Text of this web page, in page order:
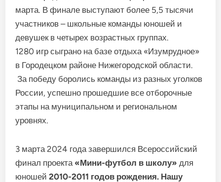
марта. В финале выступают более 5,5 тысячи
участников – школьные команды юношей и
девушек в четырех возрастных группах.
1280 игр сыграно на базе отдыха «Изумрудное»
в Городецком районе Нижегородской области.
За победу боролись команды из разных уголков
России, успешно прошедшие все отборочные
этапы на муниципальном и региональном
уровнях.
3 марта 2024 года завершился Всероссийский
финал проекта «Мини-футбол в школу» для
юношей2010-2011 годов рождения. Нашу